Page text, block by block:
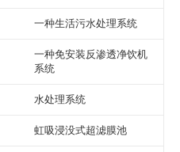
一种生活污水处理系统
一种免安装反渗透净饮机
系统
水处理系统
虹吸浸没式超滤膜池